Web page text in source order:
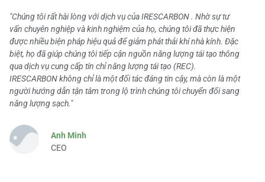
"Chúng tôi rất hài lòng với dịch vụ của IRESCARBON . Nhờ sự tư
vấn chuyên nghiệp và kinh nghiệm của họ, chúng tôi đã thực hiện
được nhiều biện pháp hiệu quả để giảm phát thải khí nhà kính. Đặc
biệt, họ đã giúp chúng tôi tiếp cận nguồn năng lượng tái tạo thông
qua dịch vụ cung cấp tín chỉ năng lượng tái tạo (REC).
IRESCARBON không chỉ là một đối tác đáng tin cậy, mà còn là một
người hướng dẫn tận tâm trong lộ trình chúng tôi chuyển đổi sang
năng lượng sạch."
Anh Minh
CEO